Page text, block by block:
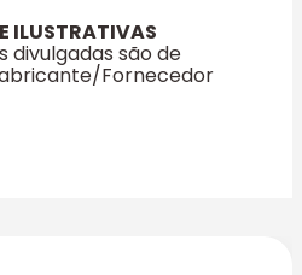
ILUSTRATIVAS
divulgadas são de
Fornecedor